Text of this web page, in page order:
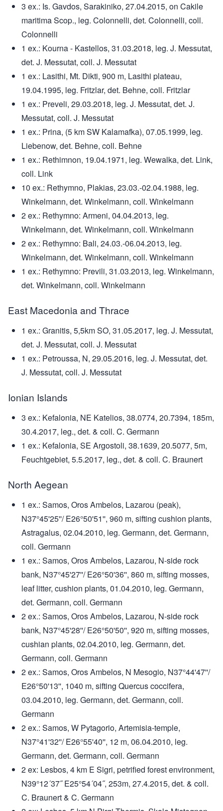
3 ex.: Is. Gavdos, Sarakiniko, 27.04.2015, on Cakile
maritima Scop., leg. Colonnelli, det. Colonnelli, coll.
Colonnelli
1 ex.: Kourna - Kastellos, 31.03.2018, leg. J. Messutat,
det. J. Messutat, coll. J. Messutat
1 ex.: Lasithi, Mt. Dikti, 900 m, Lasithi plateau,
19.04.1995, leg. Fritzlar, det. Behne, coll. Fritzlar
1 ex.: Preveli, 29.03.2018, leg. J. Messutat, det. J.
Messutat, coll. J. Messutat
1 ex.: Prina, (5 km SW Kalamafka), 07.05.1999, leg.
Liebenow, det. Behne, coll. Behne
1 ex.: Rethimnon, 19.04.1971, leg. Wewalka, det. Link,
coll. Link
10 ex.: Rethymno, Plakias, 23.03.-02.04.1988, leg.
Winkelmann, det. Winkelmann, coll. Winkelmann
2 ex.: Rethymno: Armeni, 04.04.2013, leg.
Winkelmann, det. Winkelmann, coll. Winkelmann
2 ex.: Rethymno: Bali, 24.03.-06.04.2013, leg.
Winkelmann, det. Winkelmann, coll. Winkelmann
1 ex.: Rethymno: Previli, 31.03.2013, leg. Winkelmann,
det. Winkelmann, coll. Winkelmann
East Macedonia and Thrace
1 ex.: Granitis, 5,5km SO, 31.05.2017, leg. J. Messutat,
det. J. Messutat, coll. J. Messutat
1 ex.: Petroussa, N, 29.05.2016, leg. J. Messutat, det.
J. Messutat, coll. J. Messutat
Ionian Islands
3 ex.: Kefalonia, NE Katelios, 38.0774, 20.7394, 185m,
30.4.2017, leg., det. & coll. C. Germann
1 ex.: Kefalonia, SE Argostoli, 38.1639, 20.5077, 5m,
Feuchtgebiet, 5.5.2017, leg., det. & coll. C. Braunert
North Aegean
1 ex.: Samos, Oros Ambelos, Lazarou (peak),
N37°45'25''/ E26°50'51'', 960 m, sifting cushion plants,
Astragalus, 02.04.2010, leg. Germann, det. Germann,
coll. Germann
1 ex.: Samos, Oros Ambelos, Lazarou, N-side rock
bank, N37°45'27''/ E26°50'36'', 860 m, sifting mosses,
leaf litter, cushion plants, 01.04.2010, leg. Germann,
det. Germann, coll. Germann
2 ex.: Samos, Oros Ambelos, Lazarou, N-side rock
bank, N37°45'28''/ E26°50'50'', 920 m, sifting mosses,
cushian plants, 02.04.2010, leg. Germann, det.
Germann, coll. Germann
2 ex.: Samos, Oros Ambelos, N Mesogio, N37°44'47''/
E26°50'13'', 1040 m, sifting Quercus coccifera,
03.04.2010, leg. Germann, det. Germann, coll.
Germann
2 ex.: Samos, W Pytagorio, Artemisia-temple,
N37°41'32''/ E26°55'40'', 12 m, 06.04.2010, leg.
Germann, det. Germann, coll. Germann
2 ex: Lesbos, 4 km E Sigri, petrified forest environment,
N39°12´37˝ E25°54´04˝, 253m, 27.4.2015, det. & coll.
C. Braunert & C. Germann